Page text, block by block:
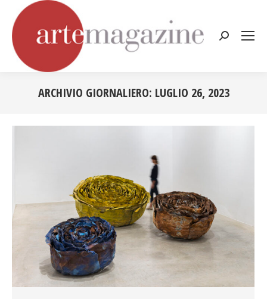
Cerca:
ARCHIVIO GIORNALIERO: LUGLIO 26, 2023